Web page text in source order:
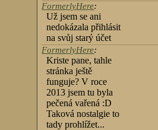
FormerlyHere:
Už jsem se ani
nedokázala přihlásit
na svůj starý účet
FormerlyHere:
Kriste pane, tahle
stránka ještě
funguje? V roce
2013 jsem tu byla
pečená vařená :D
Taková nostalgie to
tady prohlížet...